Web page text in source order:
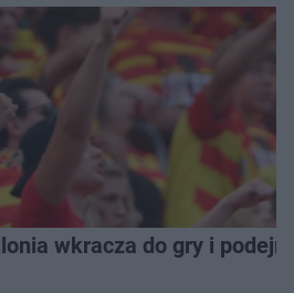
wkracza do gry i